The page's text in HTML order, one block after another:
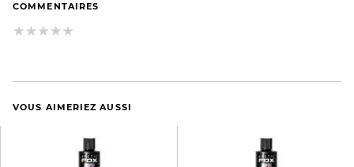
COMMENTAIRES
VOUS AIMERIEZ AUSSI